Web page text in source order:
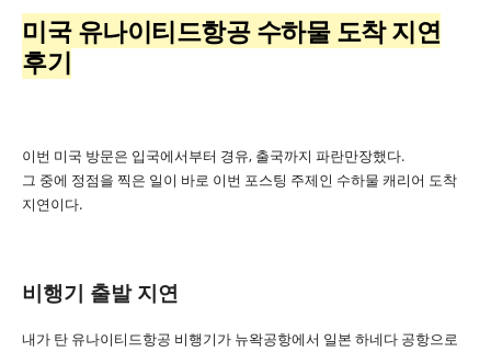
미국 유나이티드항공 수하물 도착 지연
후기
이번 미국 방문은 입국에서부터 경유, 출국까지 파란만장했다.
그 중에 정점을 찍은 일이 바로 이번 포스팅 주제인 수하물 캐리어 도착
지연이다.
비행기 출발 지연
내가 탄 유나이티드항공 비행기가 뉴왁공항에서 일본 하네다 공항으로